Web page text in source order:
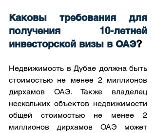
Каковы требования для
получения 10-летней
инвесторской визы в ОАЭ?
Недвижимость в Дубае должна быть
стоимостью не менее 2 миллионов
дирхамов ОАЭ. Также владелец
нескольких объектов недвижимости
общей стоимостью не менее 2
миллионов дирхамов ОАЭ может